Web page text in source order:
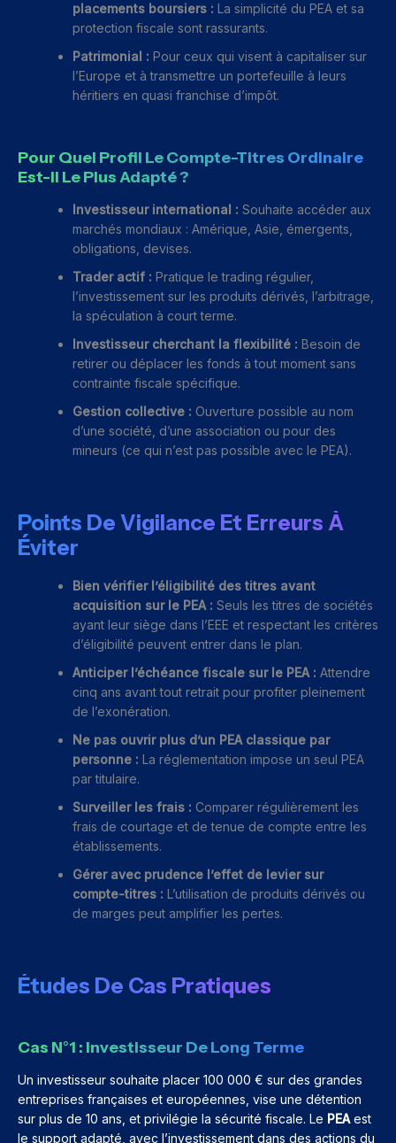
placements boursiers : La simplicité du PEA et sa
protection fiscale sont rassurants.
Patrimonial : Pour ceux qui visent à capitaliser sur
l’Europe et à transmettre un portefeuille à leurs
héritiers en quasi franchise d’impôt.
Pour Quel Profil Le Compte-Titres Ordinaire
Est-Il Le Plus Adapté ?
Investisseur international : Souhaite accéder aux
marchés mondiaux : Amérique, Asie, émergents,
obligations, devises.
Trader actif : Pratique le trading régulier,
l’investissement sur les produits dérivés, l’arbitrage,
la spéculation à court terme.
Investisseur cherchant la flexibilité : Besoin de
retirer ou déplacer les fonds à tout moment sans
contrainte fiscale spécifique.
Gestion collective : Ouverture possible au nom
d’une société, d’une association ou pour des
mineurs (ce qui n’est pas possible avec le PEA).
Points De Vigilance Et Erreurs À
Éviter
Bien vérifier l’éligibilité des titres avant
acquisition sur le PEA : Seuls les titres de sociétés
ayant leur siège dans l’EEE et respectant les critères
d’éligibilité peuvent entrer dans le plan.
Anticiper l’échéance fiscale sur le PEA : Attendre
cinq ans avant tout retrait pour profiter pleinement
de l’exonération.
Ne pas ouvrir plus d’un PEA classique par
personne : La réglementation impose un seul PEA
par titulaire.
Surveiller les frais : Comparer régulièrement les
frais de courtage et de tenue de compte entre les
établissements.
Gérer avec prudence l’effet de levier sur
compte-titres : L’utilisation de produits dérivés ou
de marges peut amplifier les pertes.
Études De Cas Pratiques
Cas N°1 : Investisseur De Long Terme
Un investisseur souhaite placer 100 000 € sur des grandes
entreprises françaises et européennes, vise une détention
sur plus de 10 ans, et privilégie la sécurité fiscale. Le PEAest
le support adapté, avec l’investissement dans des actions du